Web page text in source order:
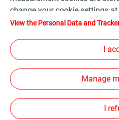
Conditions Générales
Cookies -
Les sites de la
Accessibilité:
change your cookie settings
"Manage my cookies" button.
device. If you click on
required for the site to
more information, refer to the
Policy" page.
View the Personal Data and
I
Manage
I